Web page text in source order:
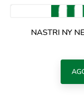
NASTRI NY